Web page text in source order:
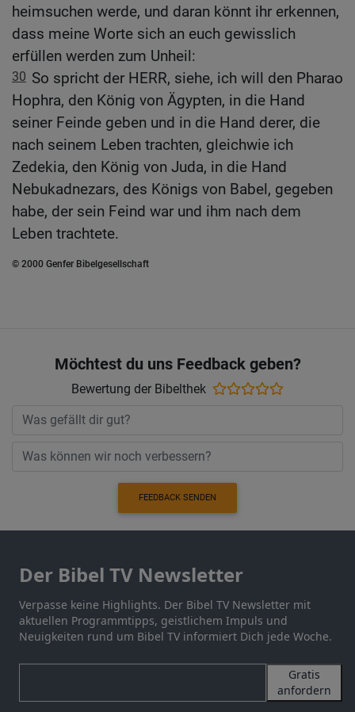
heimsuchen werde, und daran könnt ihr erkennen,
dass meine Worte sich an euch gewisslich
erfüllen werden zum Unheil:
30 So spricht der HERR, siehe, ich will den Pharao
Hophra, den König von Ägypten, in die Hand
seiner Feinde geben und in die Hand derer, die
nach seinem Leben trachten, gleichwie ich
Zedekia, den König von Juda, in die Hand
Nebukadnezars, des Königs von Babel, gegeben
habe, der sein Feind war und ihm nach dem
Leben trachtete.
© 2000 Genfer Bibelgesellschaft
Möchtest du uns Feedback geben?
Bewertung der Bibelthek
FEEDBACK SENDEN
Der Bibel TV Newsletter
Verpasse keine Highlights. Der Bibel TV Newsletter mit
aktuellen Programmtipps, geistlichem Impuls und
Neuigkeiten rund um Bibel TV informiert Dich jede Woche.
Gratis
anfordern